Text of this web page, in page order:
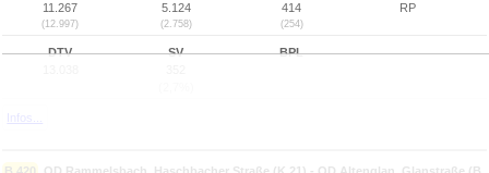
11.267
(12.997)
5.124
(2.758)
414
(254)
RP
DTV
SV
BPL
Infos...